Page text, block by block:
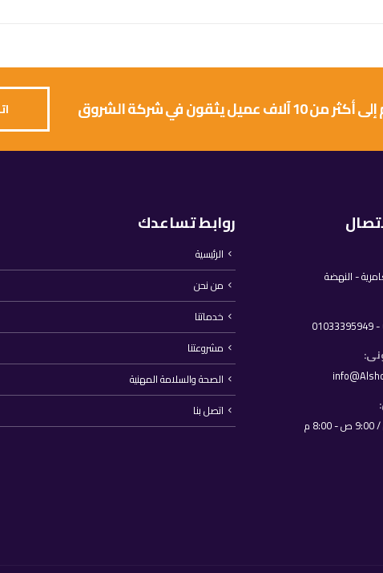
10 آلاف عميل يثقون في شركة الشروق
- النهضة
م
روابط تساعدك
الرئيسية
من نحن
خدماتنا
مشروعتنا
الصحة والسلامة المهنية
اتصل بنا